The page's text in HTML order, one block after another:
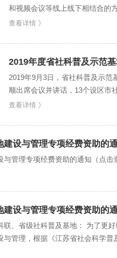
和视频会议等线上线下相结合的
交流汇报，省社科联社科普及工
查看详情 》
2019年度省社科普及示范
2019年9月3日，省社科普及示范
顺出席会议并讲话，13个设区市
的社科普及示范基地申报与复评
查看详情 》
建设与管理专项经费资助的
与管理专项经费资助的通知（点击
建设与管理专项经费资助的
联、省级社科普及基地： 为了更
与管理，根据《江苏省社会科学